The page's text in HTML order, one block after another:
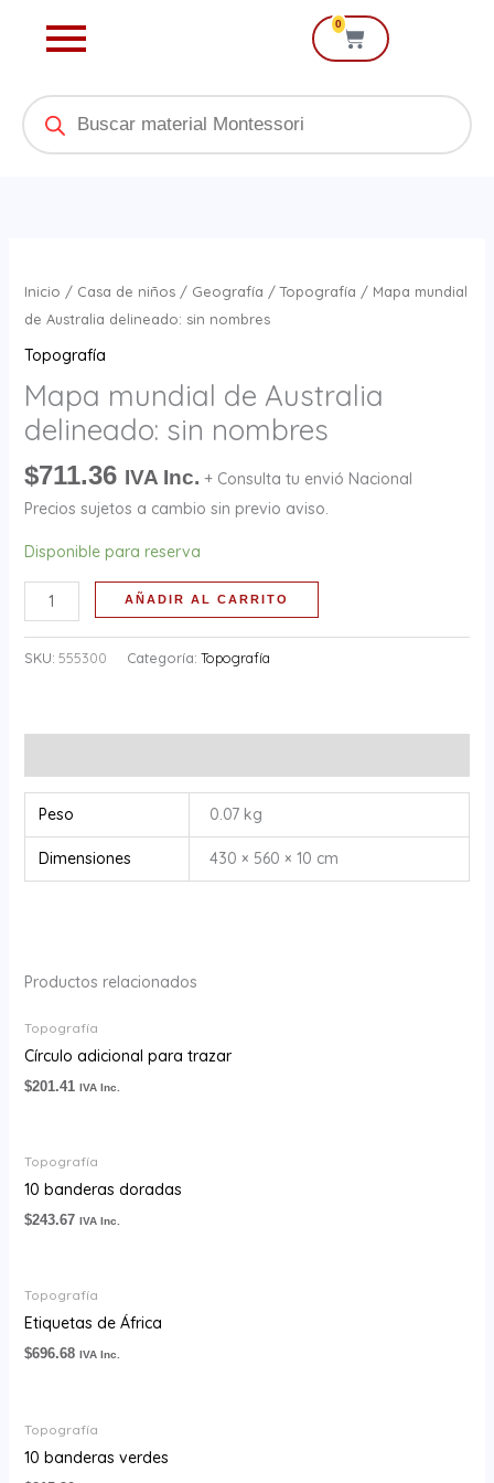
0
Cart
Products
search
Inicio / Casa de niños/ Geografía /Topografía / Mapa mundial
de Australia delineado: sin nombres
Topografía
Mapa mundial de Australia
delineado: sin nombres
$711.36 IVA Inc. + Consulta tu envió Nacional
Precios sujetos a cambio sin previo aviso.
Disponible para reserva
mundial
de
delineado:
sin
nombres
AÑADIR AL CARRITO
SKU: 555300 Categoría: Topografía
Peso 0.07 kg
Dimensiones 430 × 560 × 10 cm
Productos relacionados
Topografía
Círculo adicional para trazar
$201.41 IVA Inc.
Topografía
10 banderas doradas
$243.67 IVA Inc.
Topografía
Etiquetas de África
$696.68 IVA Inc.
Topografía
10 banderas verdes